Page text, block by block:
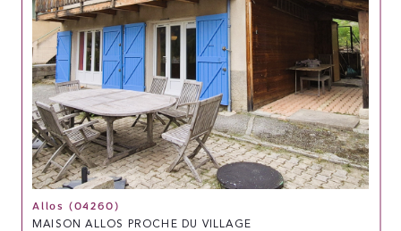
Allos (04260)
MAISON ALLOS PROCHE DU VILLAGE